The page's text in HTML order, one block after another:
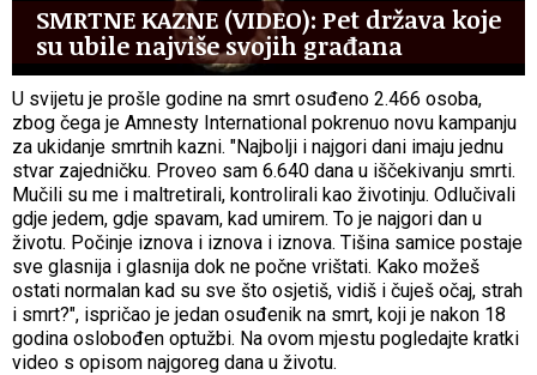
SMRTNE KAZNE (VIDEO): Pet država koje
su ubile najviše svojih građana
U svijetu je prošle godine na smrt osuđeno 2.466 osoba,
zbog čega je Amnesty International pokrenuo novu kampanju
za ukidanje smrtnih kazni. "Najbolji i najgori dani imaju jednu
stvar zajedničku. Proveo sam 6.640 dana u iščekivanju smrti.
Mučili su me i maltretirali, kontrolirali kao životinju. Odlučivali
gdje jedem, gdje spavam, kad umirem. To je najgori dan u
životu. Počinje iznova i iznova i iznova. Tišina samice postaje
sve glasnija i glasnija dok ne počne vrištati. Kako možeš
ostati normalan kad su sve što osjetiš, vidiš i čuješ očaj, strah
i smrt?", ispričao je jedan osuđenik na smrt, koji je nakon 18
godina oslobođen optužbi. Na ovom mjestu pogledajte kratki
video s opisom najgoreg dana u životu.